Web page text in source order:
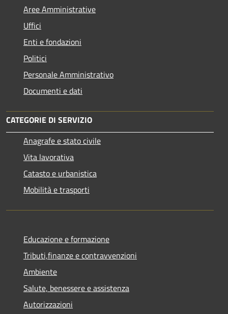
Aree Amministrative
Uffici
Enti e fondazioni
Politici
Personale Amministrativo
Documenti e dati
CATEGORIE DI SERVIZIO
Anagrafe e stato civile
Vita lavorativa
Catasto e urbanistica
Mobilità e trasporti
Educazione e formazione
Tributi,finanze e contravvenzioni
Ambiente
Salute, benessere e assistenza
Autorizzazioni